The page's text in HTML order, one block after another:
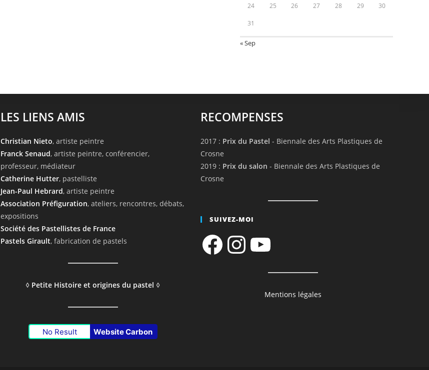
24 25 26 27 28 29 30
31
« Sep
LES LIENS AMIS
Christian Nieto, artiste peintre
Franck Senaud, artiste peintre, conférencier,
professeur, médiateur
Catherine Hutter, pastelliste
Jean-Paul Hebrard, artiste peintre
Association Préfiguration, ateliers, rencontres, débats,
expositions
Société des Pastellistes de France
Pastels Girault, fabrication de pastels
◊ Petite Histoire et origines du pastel ◊
No Result Website Carbon
RECOMPENSES
2017 : Prix du Pastel - Biennale des Arts Plastiques de
Crosne
2019 : Prix du salon - Biennale des Arts Plastiques de
Crosne
SUIVEZ-MOI
FacebookInstagramYouTube
Mentions légales